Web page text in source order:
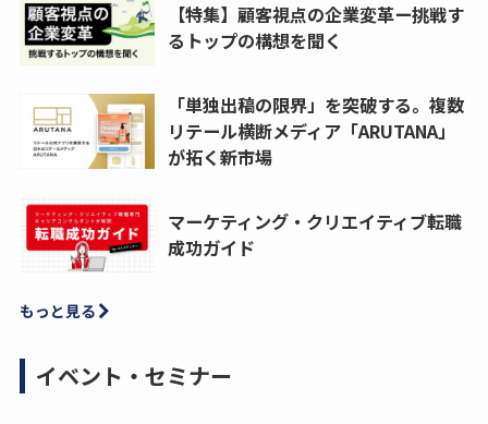
【特集】顧客視点の企業変革ー挑戦す
るトップの構想を聞く
「単独出稿の限界」を突破する。複数
リテール横断メディア「ARUTANA」
が拓く新市場
マーケティング・クリエイティブ転職
成功ガイド
もっと見る
イベント・セミナー